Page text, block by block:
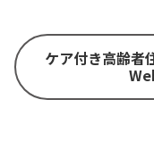
ケア付き高齢者